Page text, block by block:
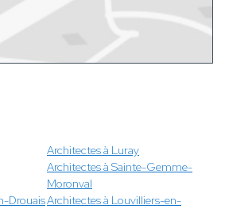
Architectes à Luray
Architectes à Sainte-Gemme-
Moronval
DrouaisArchitectes à Louvilliers-en-